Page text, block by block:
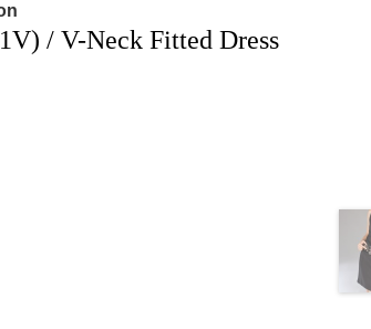
/ V-Neck Fitted Dress